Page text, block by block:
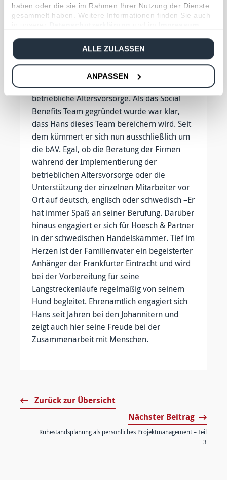
haben oder die sie im Rahmen Ihrer Nutzung der Dienste
gesammelt haben. Weitere Informationen finden Sie auch
ALLE ZULASSEN
ANPASSEN
Alltag. Nach Stationen bei der Allianz und der
nun seit über 15 Jahren. Von Anfang an stand
für ihn die Altersvorsorge im Fokus seiner
Beratung der Privatkunden. Nicht von
ungefähr kommt also sein Interesse für die
betriebliche Altersvorsorge. Als das Social
Benefits Team gegründet wurde war klar,
dass Hans dieses Team bereichern wird. Seit
dem kümmert er sich nun ausschließlich um
die bAV. Egal, ob die Beratung der Firmen
während der Implementierung der
betrieblichen Altersvorsorge oder die
Unterstützung der einzelnen Mitarbeiter vor
Ort auf deutsch, englisch oder schwedisch –Er
hat immer Spaß an seiner Berufung. Darüber
hinaus engagiert er sich für Hoesch & Partner
in der schwedischen Handelskammer. Tief im
Herzen ist der Familienvater ein begeisterter
Anhänger der Frankfurter Eintracht und wird
bei der Vorbereitung für seine
Langstreckenläufe regelmäßig von seinem
Hund begleitet. Ehrenamtlich engagiert sich
Hans seit Jahren bei den Johannitern und
zeigt auch hier seine Freude bei der
Zusammenarbeit mit Menschen.
Zurück zur Übersicht
Nächster Beitrag
Ruhestandsplanung als persönliches Projektmanagement – Teil
3